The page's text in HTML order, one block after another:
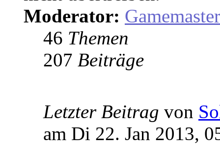
Moderator: Gamemaster
46 Themen
207 Beiträge
Letzter Beitrag von
am Di 22. Jan 2013,